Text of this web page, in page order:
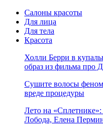
Салоны красоты
Для лица
Для тела
Красота
Холли Берри в
образ из фильма про
Сушите волосы
вреде процедуры
Лето на
Лобода, Елена